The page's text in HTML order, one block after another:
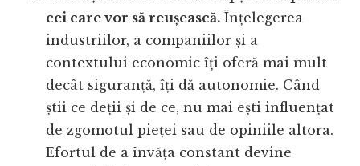
cei care vor să reușească. Înțelegerea
industriilor, a companiilor și a
contextului economic îți oferă mai mult
decât siguranță, îți dă autonomie. Când
știi ce deții și de ce, nu mai ești influențat
de zgomotul pieței sau de opiniile altora.
Efortul de a învăța constant devine